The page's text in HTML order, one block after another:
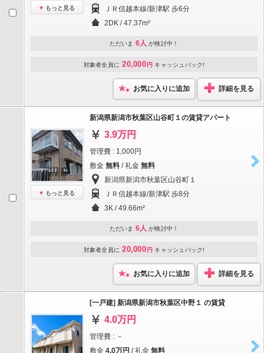
もっと見る
ＪＲ信越本線/新津駅 歩6分
2DK / 47.37m²
ただいま 6人 が検討中！
対象者全員に 20,000 円 キャッシュバック!
お気に入りに追加 詳細を見る
もっと見る
新潟県新潟市秋葉区山谷町１の賃貸アパート
3.9万円
管理費 : 1,000円
敷金 無料 / 礼金 無料
新潟県新潟市秋葉区山谷町１
ＪＲ信越本線/新津駅 歩8分
3K / 49.66m²
ただいま 6人 が検討中！
対象者全員に 20,000 円 キャッシュバック!
お気に入りに追加 詳細を見る
[一戸建] 新潟県新潟市秋葉区中野１ の賃貸
4.0万円
管理費 : －
敷金 4.0万円 / 礼金 無料